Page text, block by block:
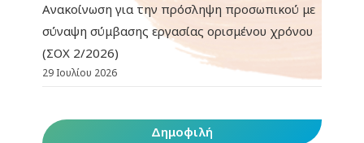
Ανακοίνωση για την πρόσληψη προσωπικού με
σύναψη σύμβασης εργασίας ορισμένου χρόνου
(ΣΟΧ 2/2026)
29 Ιουλίου 2026
Δημοφιλή